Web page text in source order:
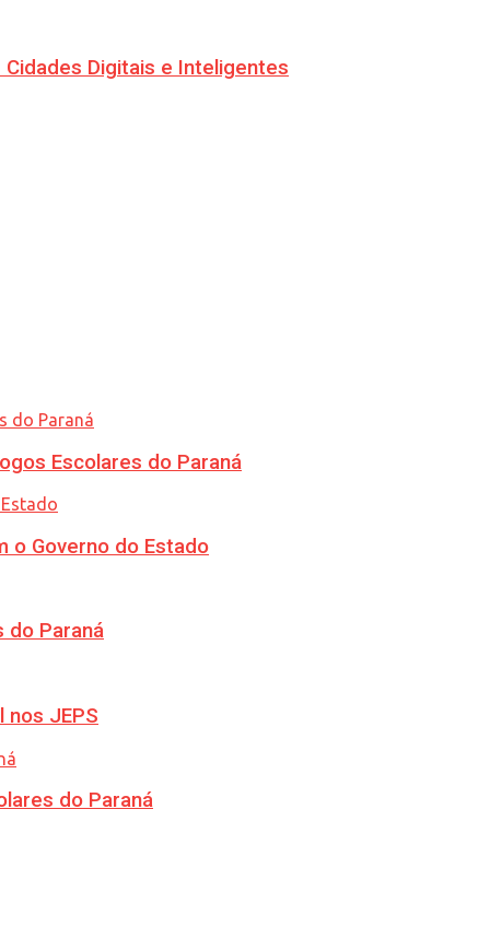
Digitais e Inteligentes
Escolares do Paraná
o Governo do Estado
do Paraná
JEPS
do Paraná